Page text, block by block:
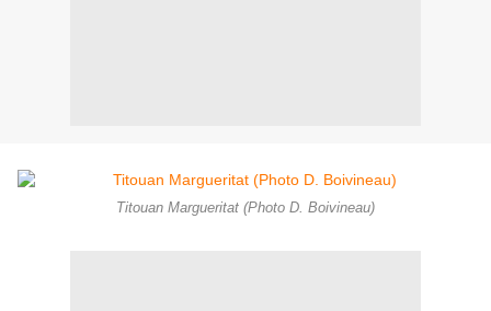
Titouan Margueritat (Photo D. Boivineau)